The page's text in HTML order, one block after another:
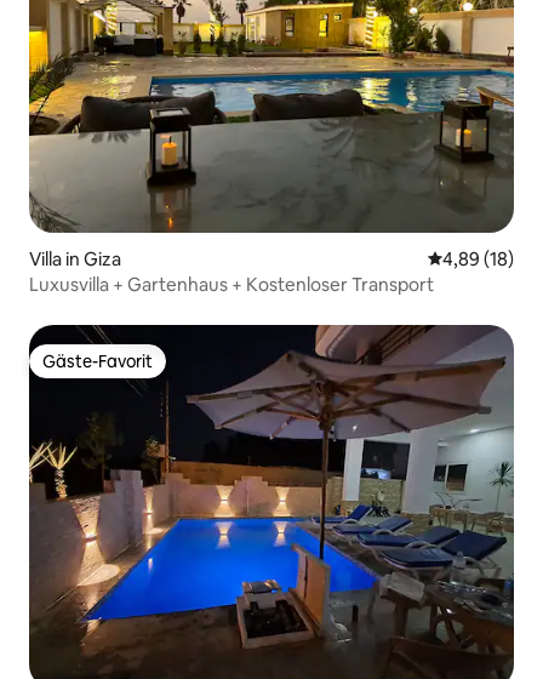
Villa in Giza
4,89 (18)
Luxusvilla + Gartenhaus + Kostenloser Transport
Gäste-Favorit
Gäste-Favorit